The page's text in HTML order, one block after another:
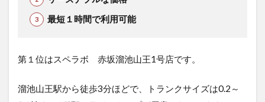
最短１時間で利用可能
第１位はスペラボ 赤坂溜池山王1号店です。
溜池山王駅から徒歩3分ほどで、トランクサイズは0.2～